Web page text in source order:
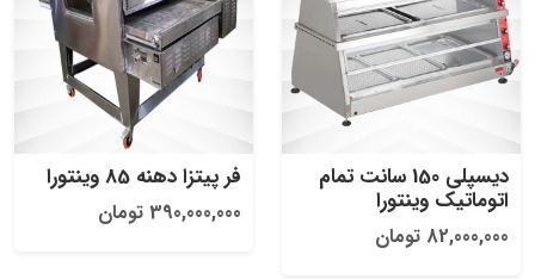
دیسپلی 150 سانت تمام
اتوماتیک وینتورا
82,000,000 تومان
فر پیتزا دهنه 85 وینتورا
390,000,000 تومان